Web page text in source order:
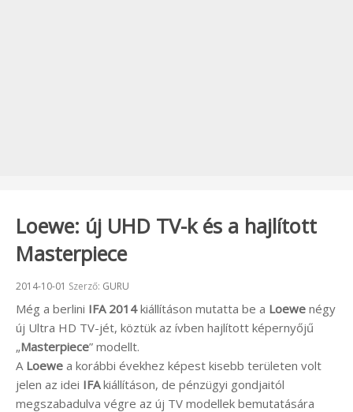
Loewe: új UHD TV-k és a hajlított
Masterpiece
Beküldve:
2014-10-01 Szerző: GURU
Még a berlini IFA 2014kiállításon mutatta be a Loewe négy
új Ultra HD TV-jét, köztük az ívben hajlított képernyőjű
„Masterpiece” modellt.
A Loewe a korábbi évekhez képest kisebb területen volt
jelen az idei IFAkiállításon, de pénzügyi gondjaitól
megszabadulva végre az új TV modellek bemutatására